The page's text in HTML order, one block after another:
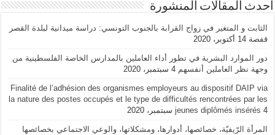
أحدث المقالات المنشورة
الثابت و المتغير في زواج القرابة بالجنوب التونسي: دراسة ميدانية لبلدة القصر
قفصة 14 أكتوبر، 2020
دور الموارد البشرية في تطور أداء العاملين بالمدارس الخاصة الفلسطينية من
وجهة نظر العاملين أنفسهم 4 سبتمبر، 2020
Finalité de l’adhésion des organismes employeurs au dispositif DAIP via
la nature des postes occupés et le type de difficultés rencontrées par les
jeunes diplômés insérés 4 سبتمبر، 2020
المرأة الرّيفيّة، خصائصها، أدوارها، ومشكلاتها، والوعي الاجتماعي بخصائصها